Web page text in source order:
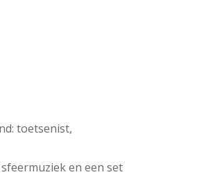
toetsenist,
en een set